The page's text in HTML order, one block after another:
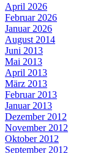
April 2026
Februar 2026
Januar 2026
August 2014
Juni 2013
Mai 2013
April 2013
März 2013
Februar 2013
Januar 2013
Dezember 2012
November 2012
Oktober 2012
September 2012